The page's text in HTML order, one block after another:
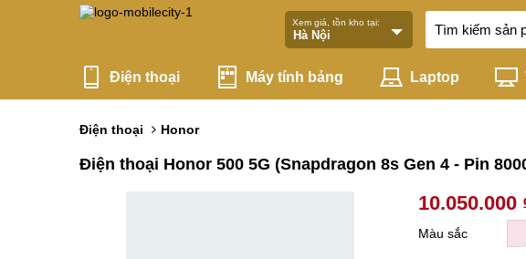
Xem giá, tồn kho tại:
Điện thoại Máy tính bảng Laptop
Điện thoại Honor
Điện thoại Honor 500 5G (Snapdragon 8s Gen 4 - Pin
10.050.000
Màu sắc